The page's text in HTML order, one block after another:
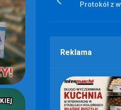
Protokół z
Reklama